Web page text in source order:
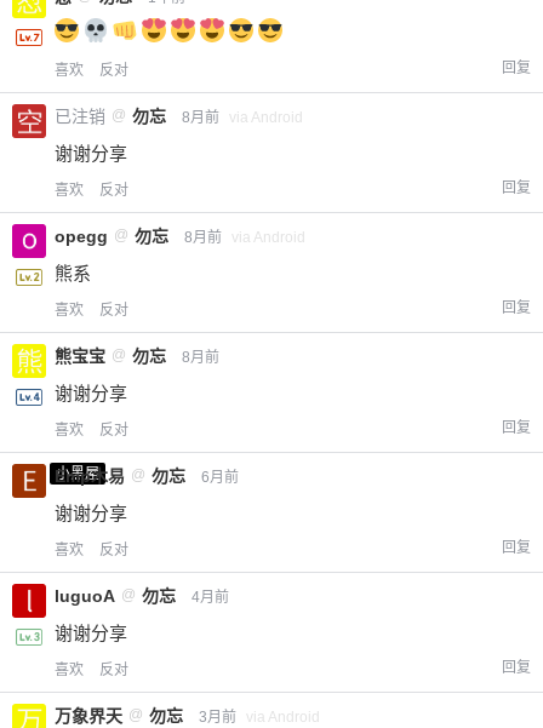
喜欢 反对 回复
已注销 @ 勿忘 8月前 via Android
谢谢分享
喜欢 反对 回复
opegg @ 勿忘 8月前 via Android
熊系
喜欢 反对 回复
熊宝宝 @ 勿忘 8月前
谢谢分享
喜欢 反对 回复
小黑屋
Emp木易 @ 勿忘 6月前
谢谢分享
喜欢 反对 回复
luguoA @ 勿忘 4月前
谢谢分享
喜欢 反对 回复
万象界天 @ 勿忘 3月前 via Android